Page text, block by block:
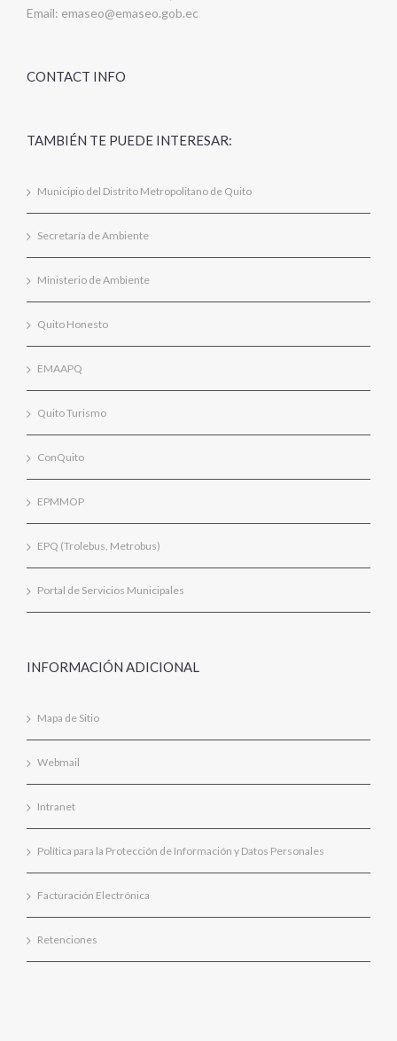
Email: emaseo@emaseo.gob.ec
CONTACT INFO
TAMBIÉN TE PUEDE INTERESAR:
Municipio del Distrito Metropolitano de Quito
Secretaría de Ambiente
Ministerio de Ambiente
Quito Honesto
EMAAPQ
Quito Turismo
ConQuito
EPMMOP
EPQ (Trolebus, Metrobus)
Portal de Servicios Municipales
INFORMACIÓN ADICIONAL
Mapa de Sitio
Webmail
Intranet
Política para la Protección de Información y Datos Personales
Facturación Electrónica
Retenciones